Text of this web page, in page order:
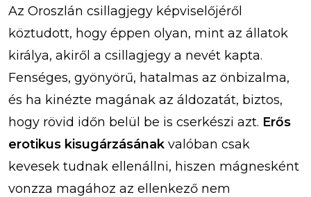
Az Oroszlán csillagjegy képviselőjéről
köztudott, hogy éppen olyan, mint az állatok
királya, akiről a csillagjegy a nevét kapta.
Fenséges, gyönyörű, hatalmas az önbizalma,
és ha kinézte magának az áldozatát, biztos,
hogy rövid időn belül be is cserkészi azt. Erős
erotikus kisugárzásának valóban csak
kevesek tudnak ellenállni, hiszen mágnesként
vonzza magához az ellenkező nem